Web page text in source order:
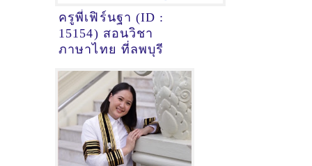
ครูพี่เฟิร์นฐา (ID :
15154) สอนวิชา
ภาษาไทย ที่ลพบุรี